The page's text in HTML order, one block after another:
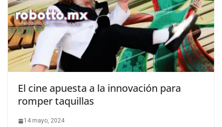
El cine apuesta a la innovación para
romper taquillas
14 mayo, 2024